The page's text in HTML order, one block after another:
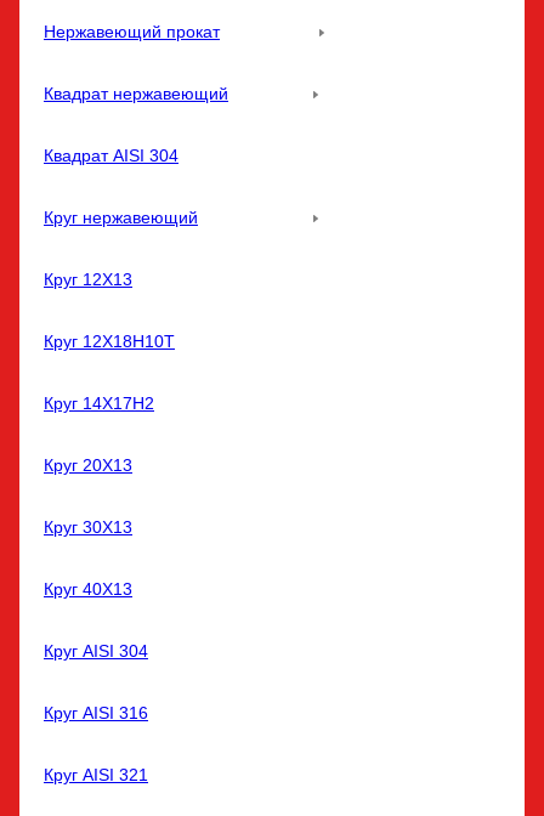
Нержавеющий прокат
Квадрат нержавеющий
Квадрат AISI 304
Круг нержавеющий
Круг 12Х13
Круг 12Х18Н10Т
Круг 14Х17Н2
Круг 20Х13
Круг 30Х13
Круг 40Х13
Круг AISI 304
Круг AISI 316
Круг AISI 321